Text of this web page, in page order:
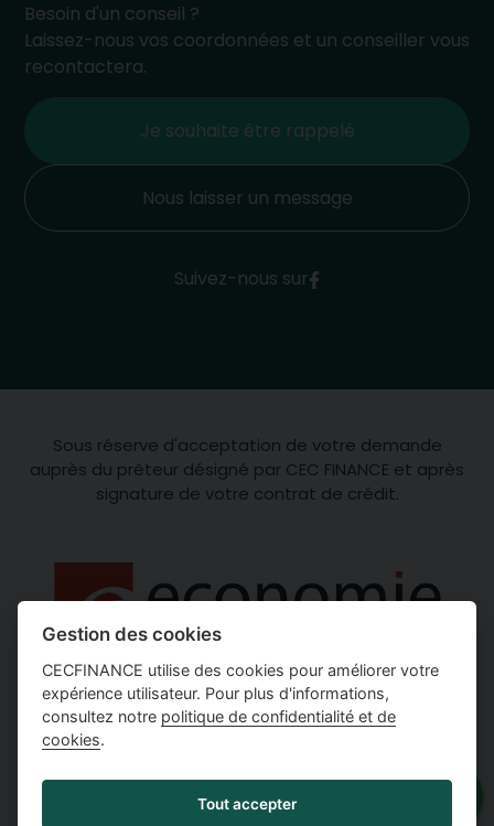
Besoin d'un conseil ?
Laissez-nous vos coordonnées et un conseiller vous
recontactera.
Je souhaite être rappelé
Nous laisser un message
Suivez-nous sur
Sous réserve d'acceptation de votre demande
auprès du prêteur désigné par CEC FINANCE et après
signature de votre contrat de crédit.
Gestion des cookies
CECFINANCE utilise des cookies pour améliorer votre
expérience utilisateur. Pour plus d'informations,
consultez notre politique de confidentialité et de
cookies.
Tout accepter